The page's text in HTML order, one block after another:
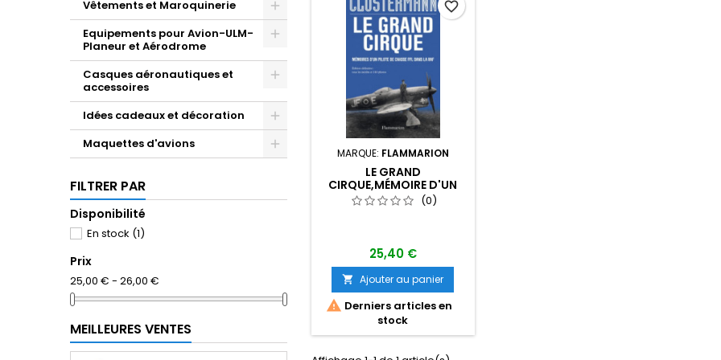
Vêtements et Maroquinerie
Equipements pour Avion-ULM-
Planeur et Aérodrome
Casques aéronautiques et
accessoires
Idées cadeaux et décoration
Maquettes d'avions
FILTRER PAR
Disponibilité
En stock (1)
Prix
25,00 € - 26,00 €
MEILLEURES VENTES
MARQUE: FLAMMARION
LE GRAND
CIRQUE,MÉMOIRE D'UN
PILOTE DE CHASSE DANS
LA RAF DE PIERRE
(0)
25,40 €
 Ajouter au panier
 Derniers articles en
stock
favorite_border